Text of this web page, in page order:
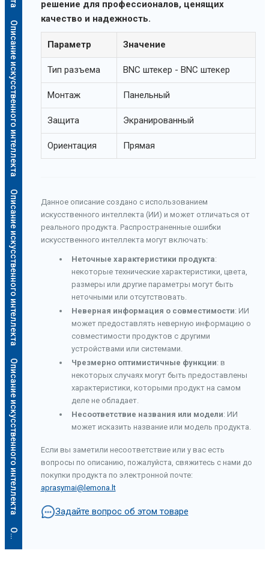
Описание искусственного интеллекта
Описание искусственного интеллекта
Описание искусственного интеллекта
а
решение для профессионалов, ценящих
качество и надежность.
Параметр Значение
Тип разъема BNC штекер - BNC штекер
Монтаж Панельный
Защита Экранированный
Ориентация Прямая
Данное описание создано с использованием
искусственного интеллекта (ИИ) и может отличаться от
реального продукта. Распространенные ошибки
искусственного интеллекта могут включать:
Неточные характеристики продукта:
некоторые технические характеристики, цвета,
размеры или другие параметры могут быть
неточными или отсутствовать.
Неверная информация о совместимости: ИИ
может предоставлять неверную информацию о
совместимости продуктов с другими
устройствами или системами.
Чрезмерно оптимистичные функции: в
некоторых случаях могут быть предоставлены
характеристики, которыми продукт на самом
деле не обладает.
Несоответствие названия или модели: ИИ
может исказить название или модель продукта.
Если вы заметили несоответствие или у вас есть
вопросы по описанию, пожалуйста, свяжитесь с нами до
покупки продукта по электронной почте:
aprasymai@lemona.lt
Задайте вопрос об этом товаре